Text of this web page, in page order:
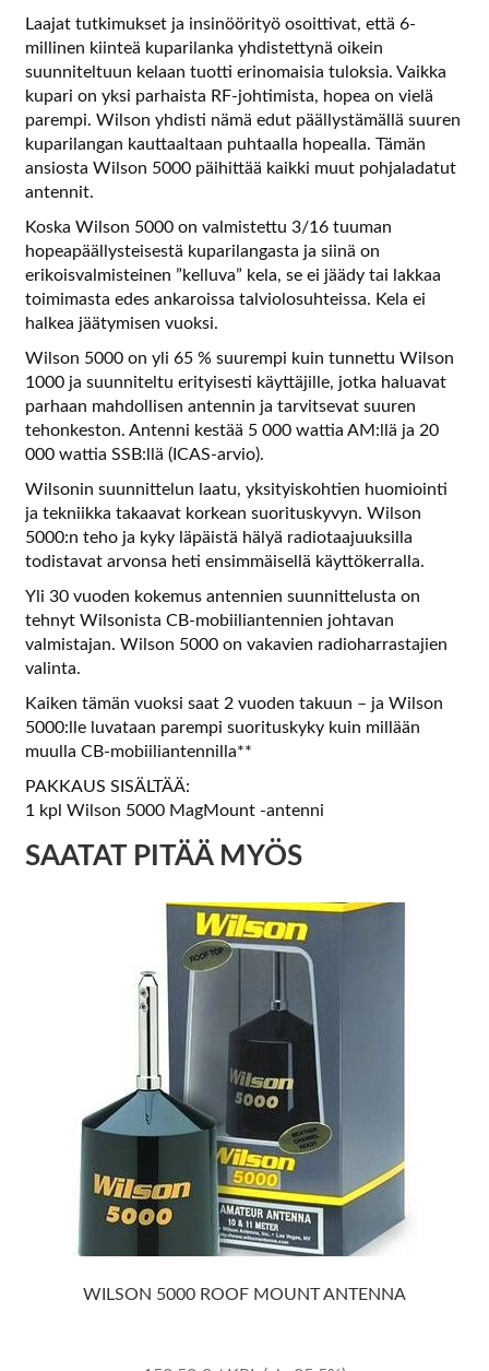
Laajat tutkimukset ja insinöörityö osoittivat, että 6-
millinen kiinteä kuparilanka yhdistettynä oikein
suunniteltuun kelaan tuotti erinomaisia tuloksia. Vaikka
kupari on yksi parhaista RF-johtimista, hopea on vielä
parempi. Wilson yhdisti nämä edut päällystämällä suuren
kuparilangan kauttaaltaan puhtaalla hopealla. Tämän
ansiosta Wilson 5000 päihittää kaikki muut pohjaladatut
antennit.
Koska Wilson 5000 on valmistettu 3/16 tuuman
hopeapäällysteisestä kuparilangasta ja siinä on
erikoisvalmisteinen ”kelluva” kela, se ei jäädy tai lakkaa
toimimasta edes ankaroissa talviolosuhteissa. Kela ei
halkea jäätymisen vuoksi.
Wilson 5000 on yli 65 % suurempi kuin tunnettu Wilson
1000 ja suunniteltu erityisesti käyttäjille, jotka haluavat
parhaan mahdollisen antennin ja tarvitsevat suuren
tehonkeston. Antenni kestää 5 000 wattia AM:llä ja 20
000 wattia SSB:llä (ICAS-arvio).
Wilsonin suunnittelun laatu, yksityiskohtien huomiointi
ja tekniikka takaavat korkean suorituskyvyn. Wilson
5000:n teho ja kyky läpäistä hälyä radiotaajuuksilla
todistavat arvonsa heti ensimmäisellä käyttökerralla.
Yli 30 vuoden kokemus antennien suunnittelusta on
tehnyt Wilsonista CB-mobiiliantennien johtavan
valmistajan. Wilson 5000 on vakavien radioharrastajien
valinta.
Kaiken tämän vuoksi saat 2 vuoden takuun – ja Wilson
5000:lle luvataan parempi suorituskyky kuin millään
muulla CB-mobiiliantennilla**
PAKKAUS SISÄLTÄÄ:
1 kpl Wilson 5000 MagMount -antenni
SAATAT PITÄÄ MYÖS
WILSON 5000 ROOF MOUNT ANTENNA